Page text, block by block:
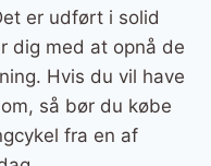
er udført i solid
dig med at opnå de
Hvis du vil have
så bør du købe
fra en af